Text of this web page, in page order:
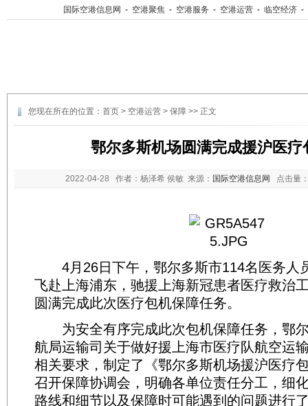
国际空港信息网 - 空港聚焦 - 空港服务 - 空港运营 - 临空经济 -
您现在所在的位置： 首页 > 空港运营 > 保障 >> 正文
鄂尔多斯机场圆满完成援沪医疗
2022-04-28 作者：杨泽希 侯敏 来源： 国际空港信息网 点击量
4月26日下午，鄂尔多斯市114名医务人
飞赴上海浦东，驰援上海新冠患者医疗救治
圆满完成此次医疗包机保障任务。
为安全有序完成此次包机保障任务，鄂
航局运输司关于做好援上海市医疗队航空运
相关要求，制定了《鄂尔多斯机场援沪医疗
召开保障协调会，明确各单位责任分工，细
路线和细节以及保障时可能遇到的问题进行